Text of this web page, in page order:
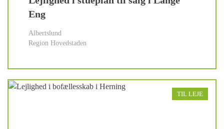
Eng
Albertslund
Region Hovedstaden
TIL LEJE